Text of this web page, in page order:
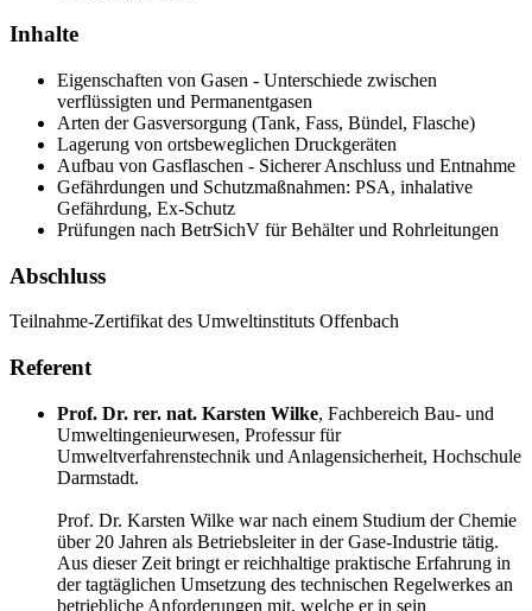
Inhalte
Eigenschaften von Gasen - Unterschiede zwischen
verflüssigten und Permanentgasen
Arten der Gasversorgung (Tank, Fass, Bündel, Flasche)
Lagerung von ortsbeweglichen Druckgeräten
Aufbau von Gasflaschen - Sicherer Anschluss und Entnahme
Gefährdungen und Schutzmaßnahmen: PSA, inhalative
Gefährdung, Ex-Schutz
Prüfungen nach BetrSichV für Behälter und Rohrleitungen
Abschluss
Teilnahme-Zertifikat des Umweltinstituts Offenbach
Referent
Prof. Dr. rer. nat. Karsten Wilke, Fachbereich Bau- und
Umweltingenieurwesen, Professur für
Umweltverfahrenstechnik und Anlagensicherheit, Hochschule
Darmstadt.
Prof. Dr. Karsten Wilke war nach einem Studium der Chemie
über 20 Jahren als Betriebsleiter in der Gase-Industrie tätig.
Aus dieser Zeit bringt er reichhaltige praktische Erfahrung in
der tagtäglichen Umsetzung des technischen Regelwerkes an
betriebliche Anforderungen mit, welche er in sein